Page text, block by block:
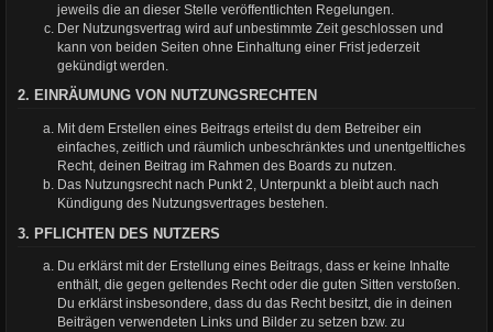
jeweils die an dieser Stelle veröffentlichten Regelungen.
Der Nutzungsvertrag wird auf unbestimmte Zeit geschlossen und
kann von beiden Seiten ohne Einhaltung einer Frist jederzeit
gekündigt werden.
2. EINRÄUMUNG VON NUTZUNGSRECHTEN
Mit dem Erstellen eines Beitrags erteilst du dem Betreiber ein
einfaches, zeitlich und räumlich unbeschränktes und unentgeltliches
Recht, deinen Beitrag im Rahmen des Boards zu nutzen.
Das Nutzungsrecht nach Punkt 2, Unterpunkt a bleibt auch nach
Kündigung des Nutzungsvertrages bestehen.
3. PFLICHTEN DES NUTZERS
Du erklärst mit der Erstellung eines Beitrags, dass er keine Inhalte
enthält, die gegen geltendes Recht oder die guten Sitten verstoßen.
Du erklärst insbesondere, dass du das Recht besitzt, die in deinen
Beiträgen verwendeten Links und Bilder zu setzen bzw. zu